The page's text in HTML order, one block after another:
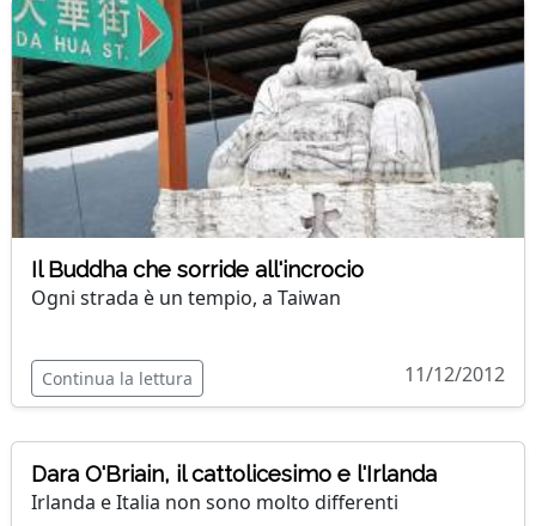
Il Buddha che sorride all'incrocio
Ogni strada è un tempio, a Taiwan
Continua la lettura 11/12/2012
Dara O'Briain, il cattolicesimo e l'Irlanda
Irlanda e Italia non sono molto differenti